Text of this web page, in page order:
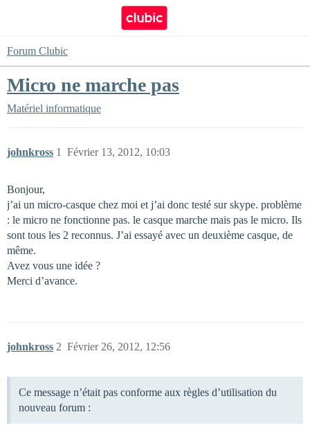
Forum Clubic
Micro ne marche pas
Matériel informatique
johnkross Février 13, 2012, 10:03
1
Bonjour,
j’ai un micro-casque chez moi et j’ai donc testé sur skype. problème
: le micro ne fonctionne pas. le casque marche mais pas le micro. Ils
sont tous les 2 reconnus. J’ai essayé avec un deuxième casque, de
même.
Avez vous une idée ?
Merci d’avance.
johnkross Février 26, 2012, 12:56
2
Ce message n’était pas conforme aux règles d’utilisation du
nouveau forum :